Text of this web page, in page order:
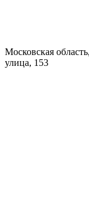
Московская
улица, 153